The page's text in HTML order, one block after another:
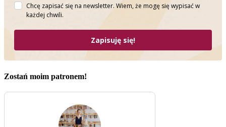
Chcę zapisać się na newsletter. Wiem, że mogę się wypisać w
każdej chwili.
Zapisuję się!
Zostań moim patronem!